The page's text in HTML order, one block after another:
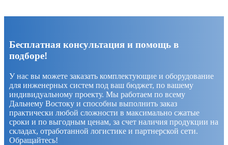
Бесплатная консультация и помощь в
подборе!
У нас вы можете заказать комплектующие и оборудование
для инженерных систем под ваш бюджет, по вашему
индивидуальному проекту. Мы работаем по всему
Дальнему Востоку и способны выполнить заказ
практически любой сложности в максимально сжатые
сроки и по выгодным ценам, за счет наличия продукции на
складах, отработанной логистике и партнерской сети.
Обращайтесь!